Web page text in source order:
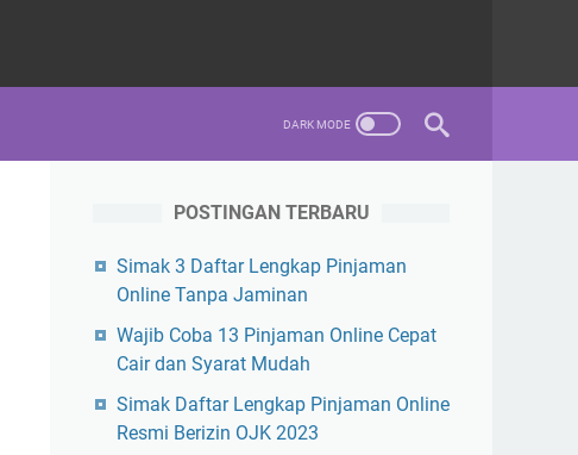
POSTINGAN TERBARU
Simak 3 Daftar Lengkap Pinjaman
Online Tanpa Jaminan
Wajib Coba 13 Pinjaman Online Cepat
Cair dan Syarat Mudah
Simak Daftar Lengkap Pinjaman Online
Resmi Berizin OJK 2023